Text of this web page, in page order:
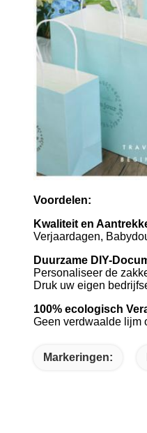
Voordelen:
Kwaliteit en
Verjaardagen,
Duurzame DIY-
Personaliseer de
Druk uw eigen
100% ecologisch
Geen verdwaalde lijm
Markeringen: